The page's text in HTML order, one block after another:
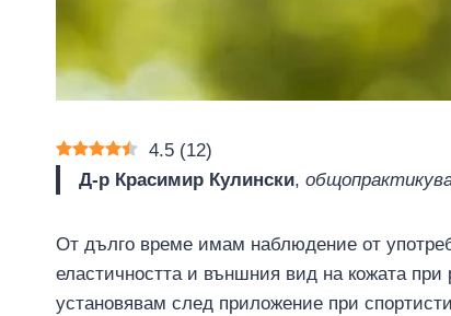
4.5 (12)
Д-р Красимир Кулински,
От дълго време имам наблюдение от
еластичността и външния вид на кожата
установявам след приложение при